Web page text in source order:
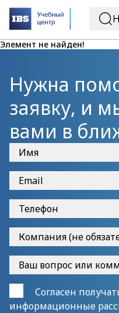
Элемент не найден!
Нужна
заявку, и
вами в
Согласен
информационные